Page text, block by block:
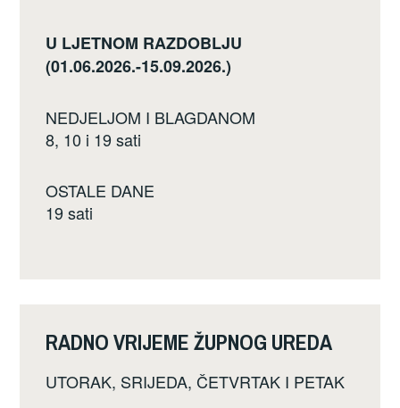
U LJETNOM RAZDOBLJU
(01.06.2026.-15.09.2026.)
NEDJELJOM I BLAGDANOM
8, 10 i 19 sati
OSTALE DANE
19 sati
RADNO VRIJEME ŽUPNOG UREDA
UTORAK, SRIJEDA, ČETVRTAK I PETAK